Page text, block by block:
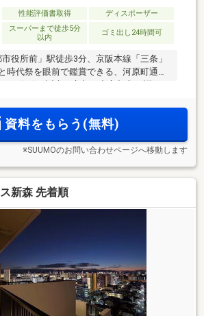
性能評価書取得 ディスポーザー
スーパーまで徒歩5分
以内
ゴミ出し24時間可
役所前」駅徒歩3分、京阪本線「三条」
時代祭を眼前で鑑賞できる、河原町通沿
ョン(※1)が誕生。京都の中心都市を謳歌す
資料をもらう(無料)
※SUUMOのお問い合わせページへ移動します
新森 先着順